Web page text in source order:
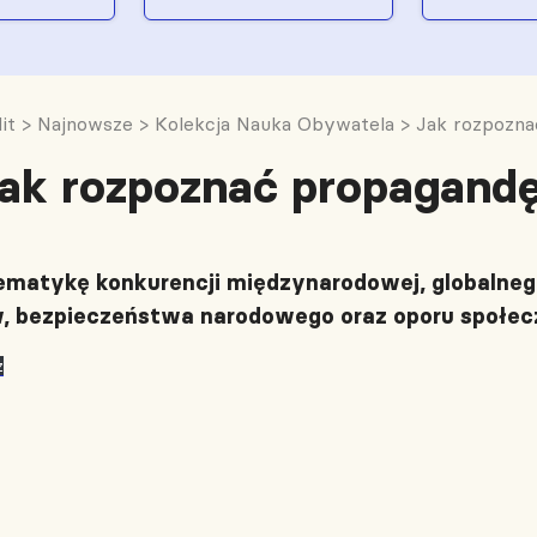
> Najnowsze > Kolekcja Nauka Obywatela > Jak
rozpoznać
konkurencji międzynarodowej,
bezpieczeństwa narodowego oraz oporu